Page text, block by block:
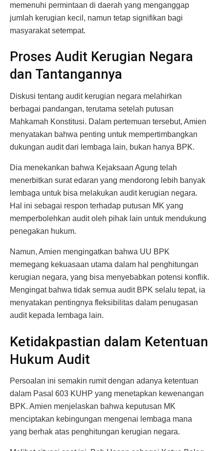
memenuhi permintaan di daerah yang menganggap
jumlah kerugian kecil, namun tetap signifikan bagi
masyarakat setempat.
Proses Audit Kerugian Negara
dan Tantangannya
Diskusi tentang audit kerugian negara melahirkan
berbagai pandangan, terutama setelah putusan
Mahkamah Konstitusi. Dalam pertemuan tersebut, Amien
menyatakan bahwa penting untuk mempertimbangkan
dukungan audit dari lembaga lain, bukan hanya BPK.
Dia menekankan bahwa Kejaksaan Agung telah
menerbitkan surat edaran yang mendorong lebih banyak
lembaga untuk bisa melakukan audit kerugian negara.
Hal ini sebagai respon terhadap putusan MK yang
memperbolehkan audit oleh pihak lain untuk mendukung
penegakan hukum.
Namun, Amien mengingatkan bahwa UU BPK
memegang kekuasaan utama dalam hal penghitungan
kerugian negara, yang bisa menyebabkan potensi konflik.
Mengingat bahwa tidak semua audit BPK selalu tepat, ia
menyatakan pentingnya fleksibilitas dalam penugasan
audit kepada lembaga lain.
Ketidakpastian dalam Ketentuan
Hukum Audit
Persoalan ini semakin rumit dengan adanya ketentuan
dalam Pasal 603 KUHP yang menetapkan kewenangan
BPK. Amien menjelaskan bahwa keputusan MK
menciptakan kebingungan mengenai lembaga mana
yang berhak atas penghitungan kerugian negara.